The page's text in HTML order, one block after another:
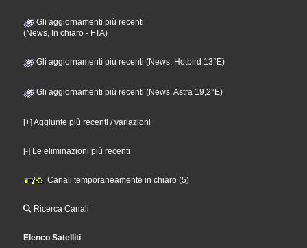
Gli aggiornamenti più recenti
(News, In chiaro - FTA)
Gli aggiornamenti più recenti (News, Hotbird 13°E)
Gli aggiornamenti più recenti (News, Astra 19,2°E)
[+] Aggiunte più recenti / variazioni
[-] Le eliminazioni più recenti
Canali temporaneamente in chiaro (5)
Ricerca Canali
Elenco Satelliti